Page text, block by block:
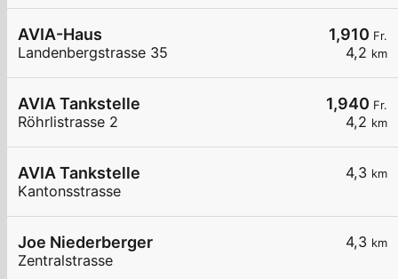
1,910 Fr.
4,2 km
AVIA-Haus
Landenbergstrasse 35
1,940 Fr.
4,2 km
AVIA Tankstelle
Röhrlistrasse 2
4,3 km
AVIA Tankstelle
Kantonsstrasse
4,3 km
Joe Niederberger
Zentralstrasse